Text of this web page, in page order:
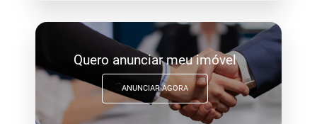
Quero anunciar meu imóvel
ANUNCIAR AGORA